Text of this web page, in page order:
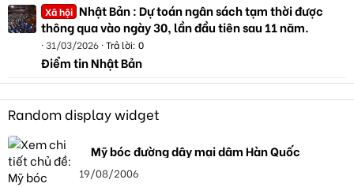
Xã hội Nhật Bản : Dự toán ngân sách tạm thời được
thông qua vào ngày 30, lần đầu tiên sau 11 năm.
31/03/2026 Trả lời: 0
Điểm tin Nhật Bản
Random display widget
Mỹ bóc đường dây mại dâm Hàn Quốc
19/08/2006